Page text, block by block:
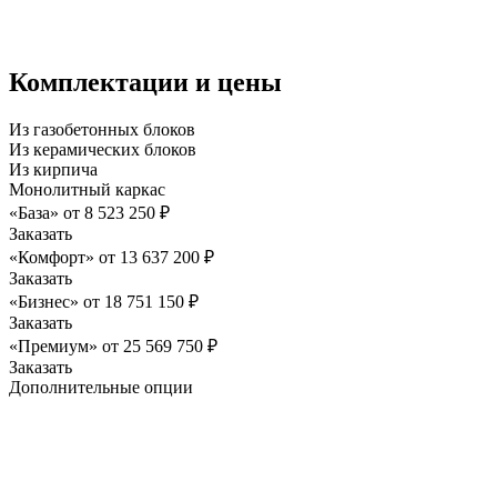
Комплектации и цены
Из газобетонных блоков
Из керамических блоков
Из кирпича
Монолитный каркас
«База» от 8 523 250 ₽
Заказать
«Комфорт» от 13 637 200 ₽
Заказать
«Бизнес» от 18 751 150 ₽
Заказать
«Премиум» от 25 569 750 ₽
Заказать
Дополнительные опции